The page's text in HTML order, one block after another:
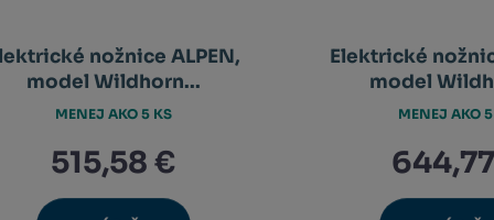
nožnice ALPEN,
model Wildhorn...
515,58 €
MENEJ AKO 5 KS
Elektrické
model
MENEJ AKO